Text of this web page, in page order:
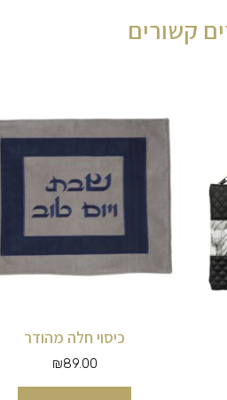
קשורים
כיסוי חלה מהודר
₪89.00